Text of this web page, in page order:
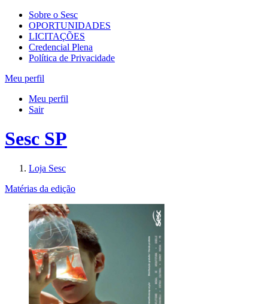
Sobre o Sesc
OPORTUNIDADES
LICITAÇÕES
Credencial Plena
Política de Privacidade
Meu perfil
Meu perfil
Sair
Sesc SP
Loja Sesc
Matérias da edição